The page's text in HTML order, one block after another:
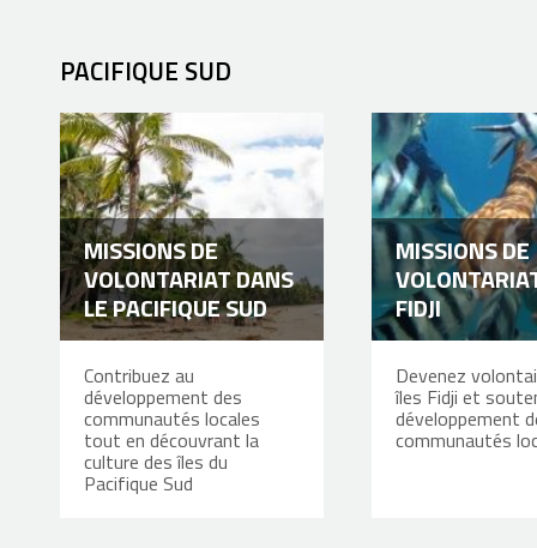
PACIFIQUE SUD
MISSIONS DE
VOLONTARIAT DANS
LE PACIFIQUE SUD
Contribuez au
développement des
communautés locales
tout en découvrant la
culture des îles du
Pacifique Sud
MISSIONS DE
FIDJI
Devenez
îles Fidji et
développement
communautés